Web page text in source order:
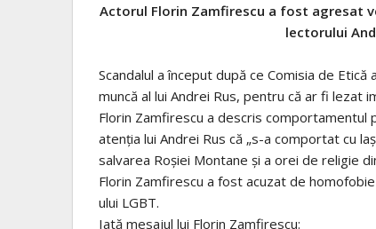
Actorul Florin Zamfirescu a fost agresat
lectorului
Scandalul a început după ce Comisia de
muncă al lui Andrei Rus, pentru că ar fi lezat
Florin Zamfirescu a descris
atenția lui Andrei Rus că „s-a comportat cu
salvarea Roșiei Montane și a orei de religie
Florin Zamfirescu a fost acuzat de
ului LGBT.
Iată mesajul lui Florin Zamfirescu: